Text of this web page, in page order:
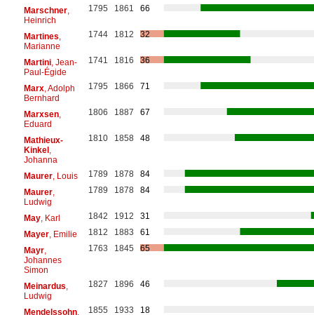
Marschner,
Heinrich
1795 1861 66
Martines
Marianne
1744 1812 32
Martini, Jean-
Paul-Égide
1741 1816 36
Marx, Adolph
Bernhard
1795 1866 71
Marxsen,
Eduard
1806 1887 67
Mathieux-
Kinkel,
Johanna
1810 1858 48
Maurer, Louis 1789 1878
84
Maurer,
Ludwig
1789 1878 84
May, Karl 1842 1912
31
Mayer, Emilie 1812 1883
61
Mayr,
Johannes
Simon
1763 1845 65
Meinardus
Ludwig
1827 1896 46
Mendelssohn,
1855 1933 18